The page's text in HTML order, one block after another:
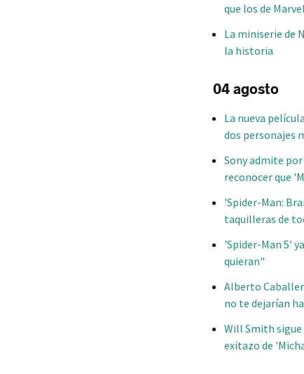
que los de
La miniserie de
la historia
04 agosto
La nueva
dos personajes
Sony admite
reconocer que
'Spider-Man:
taquilleras de
'Spider-Man 5'
quieran"
Alberto
no te dejarían
Will Smith sigue
exitazo de